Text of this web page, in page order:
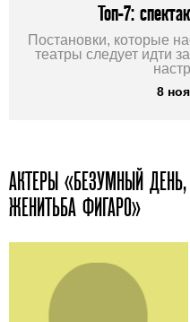
Топ-7:
Постановки, которые
театры следует идти
8
АКТЕРЫ «БЕЗУМНЫЙ
ЖЕНИТЬБА ФИГАРО»